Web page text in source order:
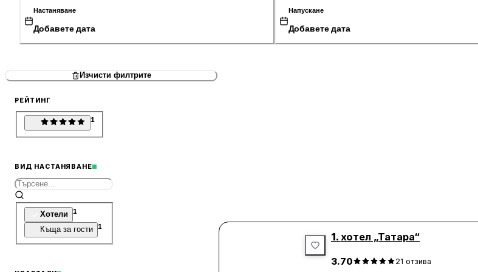
Настаняване
Добавете дата
Напускане
Добавете дата
Изчисти филтрите
РЕЙТИНГ
1
ВИД НАСТАНЯВАНЕ
Хотели 1
Къща за гости 1
1. хотел „Татара“
3.70 21 отзива